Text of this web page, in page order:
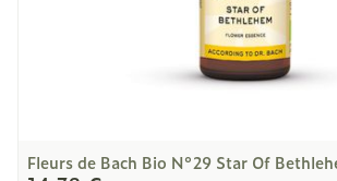
Température
25°C)
Fleurs de Bach Bio N°29 Star Of